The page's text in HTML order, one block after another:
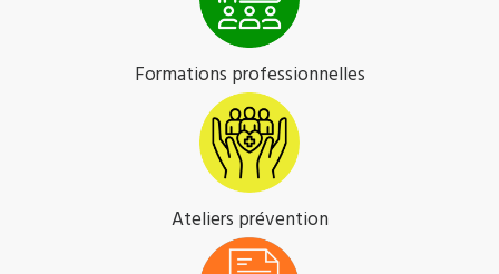
Formations professionnelles
Ateliers prévention